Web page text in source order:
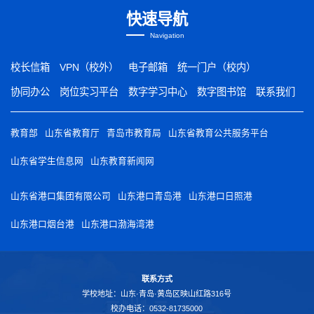
快速导航
Navigation
校长信箱 VPN（校外） 电子邮箱 统一门户（校内）
协同办公 岗位实习平台 数字学习中心 数字图书馆 联系我们
教育部 山东省教育厅 青岛市教育局 山东省教育公共服务平台
山东省学生信息网 山东教育新闻网
山东省港口集团有限公司 山东港口青岛港 山东港口日照港
山东港口烟台港 山东港口渤海湾港
联系方式
学校地址：山东·青岛·黄岛区映山红路316号
校办电话：0532-81735000